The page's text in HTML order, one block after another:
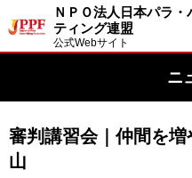
ＮＰＯ法人日本パラ・
ティング連盟
公式Webサイト
ニ
審判講習会｜仲間を
山